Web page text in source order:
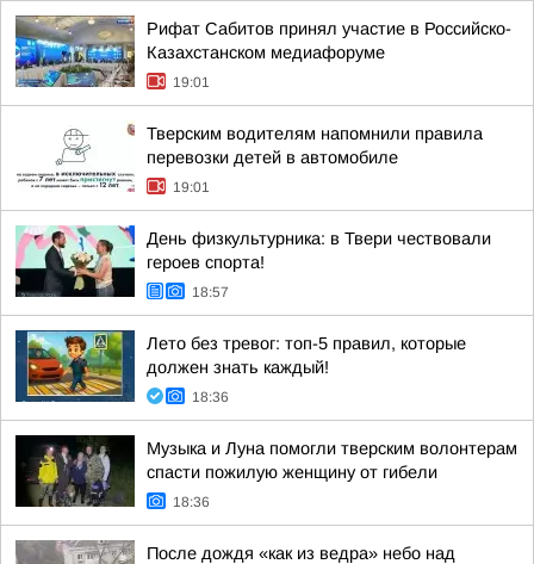
Рифат Сабитов принял участие в Российско-
Казахстанском медиафоруме
19:01
Тверским водителям напомнили правила
перевозки детей в автомобиле
19:01
День физкультурника: в Твери чествовали
героев спорта!
18:57
Лето без тревог: топ-5 правил, которые
должен знать каждый!
18:36
Музыка и Луна помогли тверским волонтерам
спасти пожилую женщину от гибели
18:36
После дождя «как из ведра» небо над